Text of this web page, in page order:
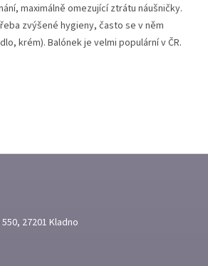
maximálně omezující ztrátu náušničky.
zvýšené hygieny, často se v něm
krém). Balónek je velmi populární v ČR.
27201 Kladno